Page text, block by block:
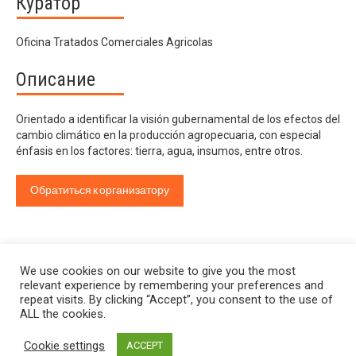
Oficina Tratados Comerciales Agricolas
Описание
Orientado a identificar la visión gubernamental de los efectos del
cambio climático en la producción agropecuaria, con especial
énfasis en los factores: tierra, agua, insumos, entre otros.
Обратиться к организатору
We use cookies on our website to give you the most
relevant experience by remembering your preferences and
repeat visits. By clicking “Accept”, you consent to the use of
ALL the cookies.
Cookie settings ACCEPT